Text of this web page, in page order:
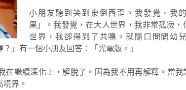
小朋友聽到笑到東倒西歪。我發覺，我
果」。我發覺，在大人世界，我非常孤寂，
世界，我卻得到了共鳴。就隨口問問幼
」有一個小朋友回答：「光電版。」
在繼續深化上，解脫了。因為我不用再解釋。當我
界。